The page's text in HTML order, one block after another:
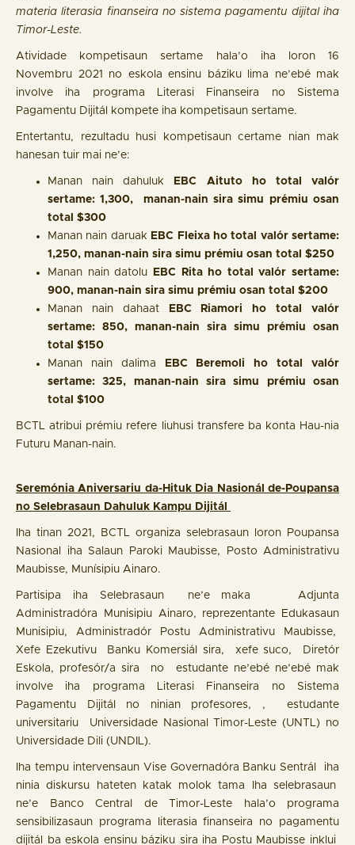
materia literasia finanseira no sistema pagamentu dijital iha
Timor-Leste.
Atividade kompetisaun sertame hala’o iha loron 16
Novembru 2021 no eskola ensinu báziku lima ne’ebé mak
involve iha programa Literasi Finanseira no Sistema
Pagamentu Dijitál kompete iha kompetisaun sertame.
Entertantu, rezultadu husi kompetisaun certame nian mak
hanesan tuir mai ne’e:
Manan nain dahuluk
EBC Aituto ho total valór
sertame: 1,300, manan-nain sira simu prémiu osan
total $300
Manan nain daruak EBC Fleixa ho total valór sertame:
1,250, manan-nain sira simu prémiu osan total $250
Manan nain datolu
EBC Rita ho total valór sertame:
900, manan-nain sira simu prémiu osan total $200
Manan nain dahaat
EBC Riamori ho total valór
sertame: 850, manan-nain sira simu prémiu osan
total $150
Manan nain dalima
EBC Beremoli ho total valór
sertame: 325, manan-nain sira simu prémiu osan
total $100
BCTL atribui prémiu refere liuhusi transfere ba konta Hau-nia
Futuru Manan-nain.
Seremónia Aniversariu da-Hituk Dia Nasionál de-Poupansa
no Selebrasaun Dahuluk Kampu Dijitál
Iha tinan 2021, BCTL organiza selebrasaun loron Poupansa
Nasional iha Salaun Paroki Maubisse, Posto Administrativu
Maubisse, Munísipiu Ainaro.
Partisipa iha Selebrasaun ne’e maka Adjunta
Administradóra Munisipiu Ainaro, reprezentante Edukasaun
Munisipiu, Administradór Postu Administrativu Maubisse,
Xefe Ezekutivu Banku Komersiál sira, xefe suco, Diretór
Eskola, profesór/a sira no estudante ne’ebé ne’ebé mak
involve iha programa Literasi Finanseira no Sistema
Pagamentu Dijitál no ninian profesores, , estudante
universitariu Universidade Nasional Timor-Leste (UNTL) no
Universidade Dili (UNDIL).
Iha tempu intervensaun Vise Governadóra Banku Sentrál iha
ninia diskursu hateten katak molok tama Iha selebrasaun
ne’e Banco Central de Timor-Leste hala’o programa
sensibilizasaun programa literasia finanseira no pagamentu
dijitál ba eskola ensinu báziku sira iha Postu Maubisse inklui